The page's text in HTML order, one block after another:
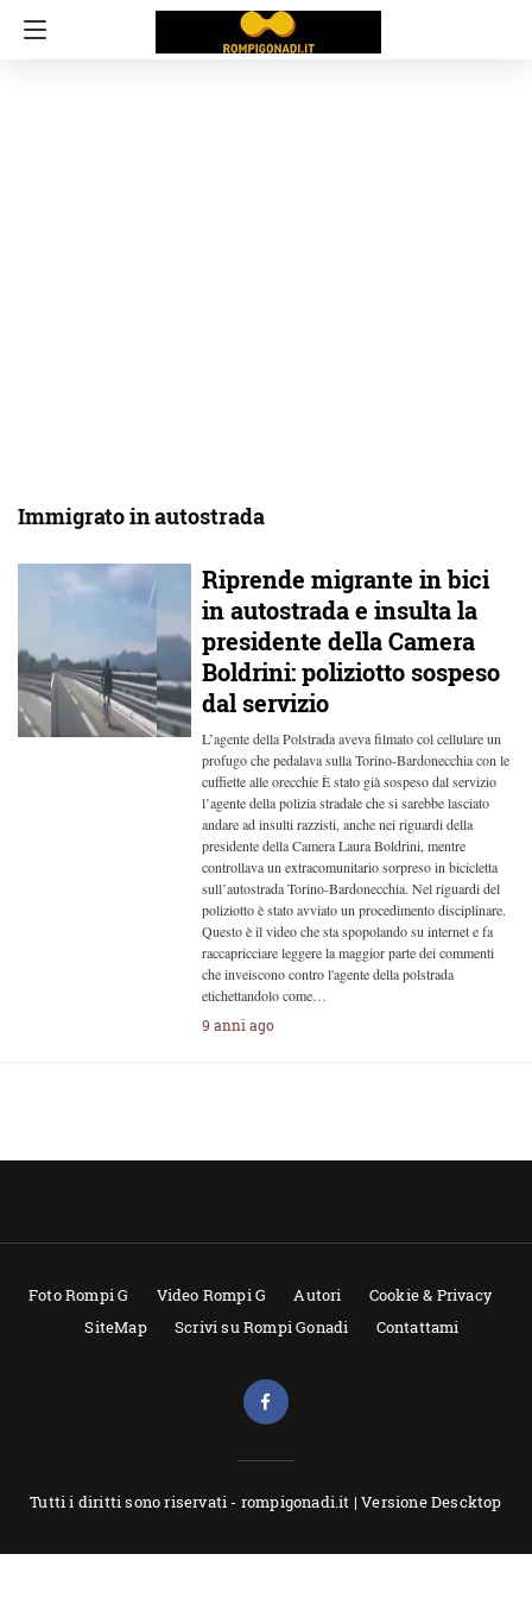
Immigrato in autostrada
Riprende migrante in bici
in autostrada e insulta la
presidente della Camera
Boldrini: poliziotto sospeso
dal servizio
L’agente della Polstrada aveva filmato col cellulare un
profugo che pedalava sulla Torino-Bardonecchia con le
cuffiette alle orecchie È stato già sospeso dal servizio
l’agente della polizia stradale che si sarebbe lasciato
andare ad insulti razzisti, anche nei riguardi della
presidente della Camera Laura Boldrini, mentre
controllava un extracomunitario sorpreso in bicicletta
sull’autostrada Torino-Bardonecchia. Nel riguardi del
poliziotto è stato avviato un procedimento disciplinare.
Questo è il video che sta spopolando su internet e fa
raccapricciare leggere la maggior parte dei commenti
che inveiscono contro l'agente della polstrada
etichettandolo come…
9 anni ago
Foto Rompi G Video Rompi G Autori
Cookie & Privacy
SiteMap
Scrivi su Rompi Gonadi Contattami
Tutti i diritti sono riservati - rompigonadi.it |Versione Descktop